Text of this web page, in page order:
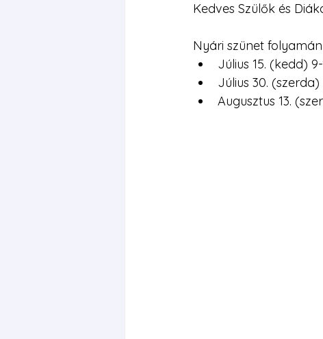
Kedves Szülők és
Nyári szünet
Július 15. (kedd)
Július 30. (szerda)
Augusztus 13.